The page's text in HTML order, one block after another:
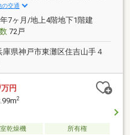
の交通
7ヶ月/地上4階地下1階建
72戸
庫県神戸市東灘区住吉山手４
万円
2
乾燥機
所有権